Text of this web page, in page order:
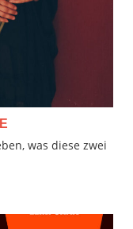
was diese zwei